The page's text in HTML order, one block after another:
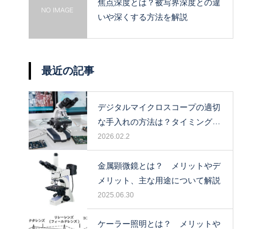
焦点深度とは？被写界深度との違
いや深くする方法を解説
最近の記事
デジタルマイクロスコープの適切
な手入れの方法は？タイミングや
保管場所も解説！
2026.02.2
金属顕微鏡とは？ メリットやデ
メリット、主な用途について解説
2025.06.30
ケーラー照明とは？ メリットや